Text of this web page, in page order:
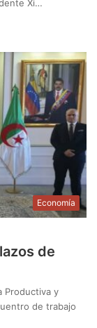
Xi…
Economía
de
Productiva y
de trabajo